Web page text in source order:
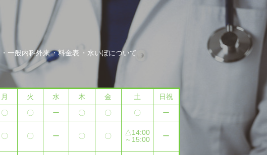
一般内科外来 料金表 水いぼについて
月 火 水 木 金 土
日祝
〇 〇 ー 〇 〇 〇
ー
〇 〇 ー 〇 〇
△14:00
～15:00
ー